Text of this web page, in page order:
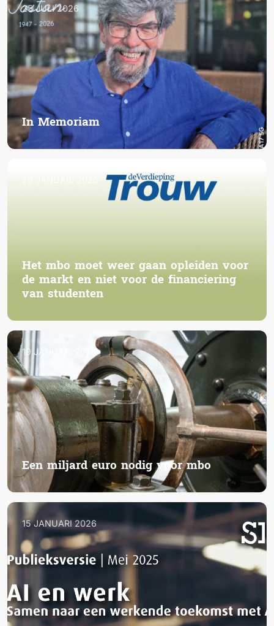
25 JULI 2026
In Memoriam
Het mbo moet weer gaan opleiden voor
de markt en niet voor de financiering
van studenten
19 JANUARI 2026
Een miljard euro nodig voor mbo
15 JANUARI 2026